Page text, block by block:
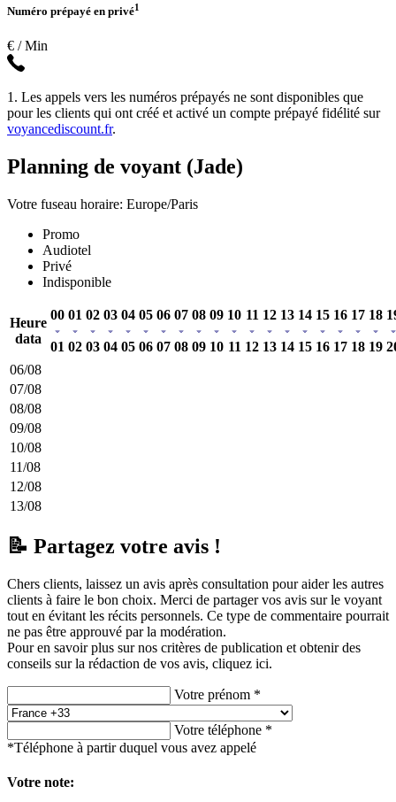
Numéro prépayé en privé1
€ / Min
1. Les appels vers les numéros prépayés ne sont disponibles que
pour les clients qui ont créé et activé un compte prépayé fidélité sur
voyancediscount.fr.
Planning de voyant (Jade)
Votre fuseau horaire: Europe/Paris
Promo
Audiotel
Privé
Indisponible
Heure
data
00
01
01
02
02
03
03
04
04
05
05
06
06
07
07
08
08
09
09
10
10
11
11
12
12
13
13
14
14
15
15
16
16
17
17
18
18
19
06/08
07/08
08/08
09/08
10/08
11/08
12/08
13/08
📝 Partagez votre avis !
Chers clients, laissez un avis après consultation pour aider les autres
clients à faire le bon choix. Merci de partager vos avis sur le voyant
tout en évitant les récits personnels. Ce type de commentaire pourrait
ne pas être approuvé par la modération.
Pour en savoir plus sur nos critères de publication et obtenir des
conseils sur la rédaction de vos avis, cliquez ici.
Votre prénom *
Votre téléphone *
*Téléphone à partir duquel vous avez appelé
Votre note: